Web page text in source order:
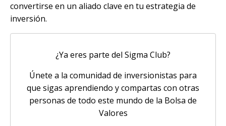
convertirse en un aliado clave en tu estrategia de
inversión.
¿Ya eres parte del Sigma Club?
Únete a la comunidad de inversionistas para
que sigas aprendiendo y compartas con otras
personas de todo este mundo de la Bolsa de
Valores